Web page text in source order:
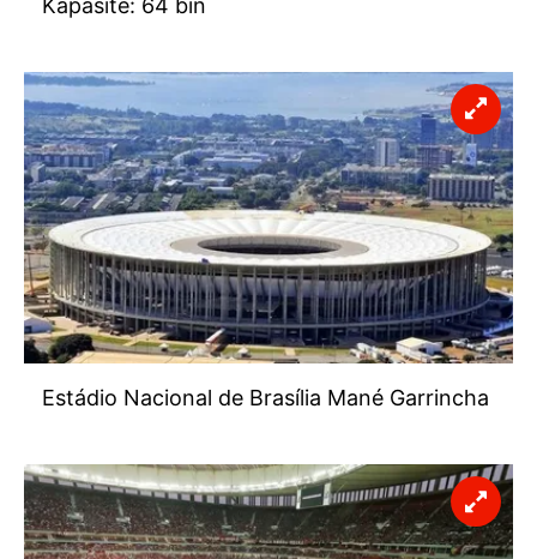
Estádio Nacional de Brasília Mané Garrincha